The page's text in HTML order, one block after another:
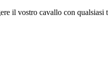
il vostro cavallo con